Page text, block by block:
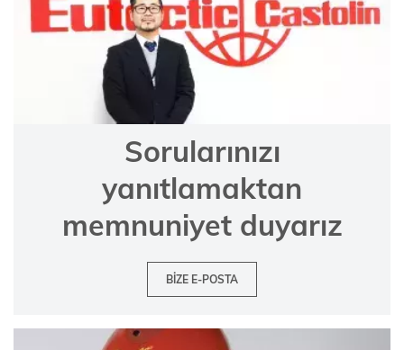
Sorularınızı
yanıtlamaktan
memnuniyet duyarız
BIZE E-POSTA